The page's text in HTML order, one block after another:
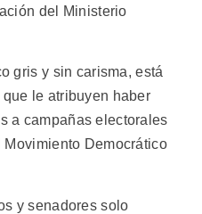
del Ministerio
gris y sin carisma, está
le atribuyen haber
a campañas electorales
Democrático
y senadores solo